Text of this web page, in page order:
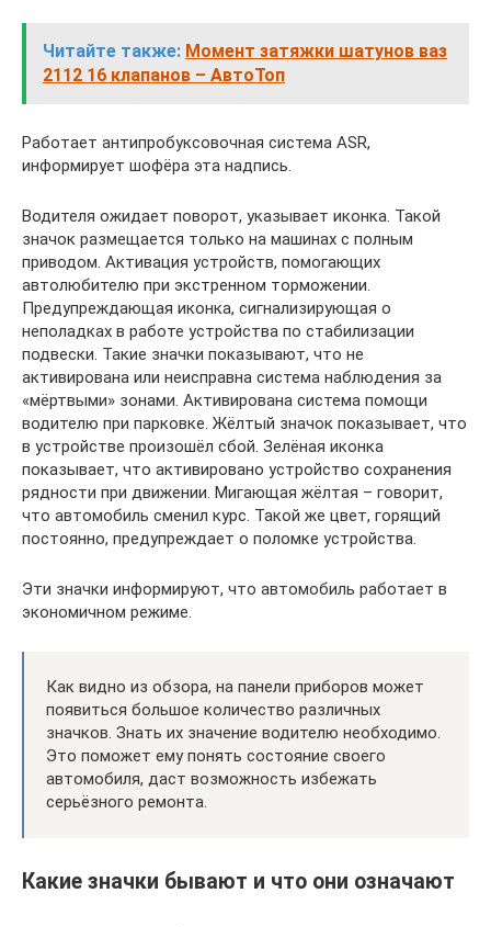
Читайте также: Момент затяжки шатунов ваз
2112 16 клапанов – АвтоТоп
Работает антипробуксовочная система ASR,
информирует шофёра эта надпись.
Водителя ожидает поворот, указывает иконка. Такой
значок размещается только на машинах с полным
приводом. Активация устройств, помогающих
автолюбителю при экстренном торможении.
Предупреждающая иконка, сигнализирующая о
неполадках в работе устройства по стабилизации
подвески. Такие значки показывают, что не
активирована или неисправна система наблюдения за
«мёртвыми» зонами. Активирована система помощи
водителю при парковке. Жёлтый значок показывает, что
в устройстве произошёл сбой. Зелёная иконка
показывает, что активировано устройство сохранения
рядности при движении. Мигающая жёлтая – говорит,
что автомобиль сменил курс. Такой же цвет, горящий
постоянно, предупреждает о поломке устройства.
Эти значки информируют, что автомобиль работает в
экономичном режиме.
Как видно из обзора, на панели приборов может
появиться большое количество различных
значков. Знать их значение водителю необходимо.
Это поможет ему понять состояние своего
автомобиля, даст возможность избежать
серьёзного ремонта.
Какие значки бывают и что они означают